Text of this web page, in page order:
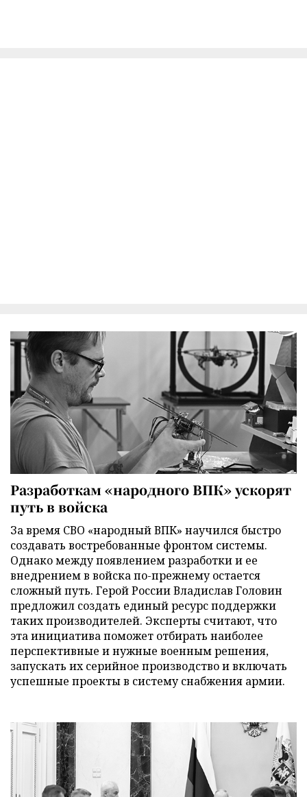
Разработкам «народного ВПК» ускорят
путь в войска
За время СВО «народный ВПК» научился быстро
создавать востребованные фронтом системы.
Однако между появлением разработки и ее
внедрением в войска по-прежнему остается
сложный путь. Герой России Владислав Головин
предложил создать единый ресурс поддержки
таких производителей. Эксперты считают, что
эта инициатива поможет отбирать наиболее
перспективные и нужные военным решения,
запускать их серийное производство и включать
успешные проекты в систему снабжения армии.